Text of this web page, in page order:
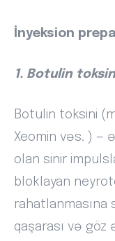
İnyeksion
1. Botulin
Botulin toksini
Xeomin vəs. ) —
olan sinir
bloklayan
rahatlanmasına
qaşarası və göz